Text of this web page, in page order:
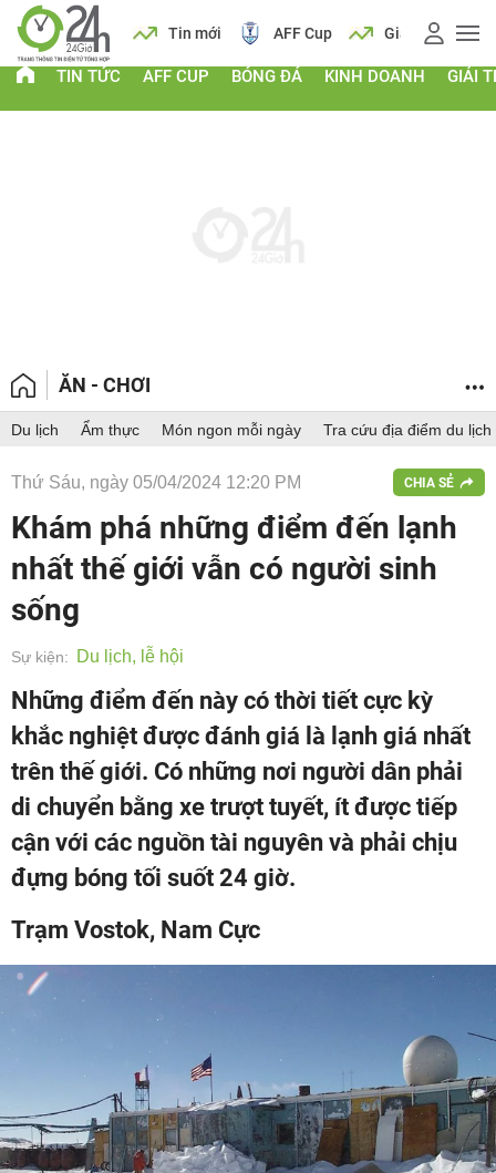
Lịch Tin mới AFF Cup Giá vàng
TIN TỨC AFF CUP BÓNG ĐÁ KINH DOANH GIẢI
ĂN - CHƠI
Du lịch Ẩm thực Món ngon mỗi ngày Tra cứu địa điểm du lịch
Thứ Sáu, ngày 05/04/2024 12:20 PM CHIA SẺ
Khám phá những điểm đến lạnh
nhất thế giới vẫn có người sinh
sống
Sự kiện: Du lịch, lễ hội
Những điểm đến này có thời tiết cực kỳ
khắc nghiệt được đánh giá là lạnh giá nhất
trên thế giới. Có những nơi người dân phải
di chuyển bằng xe trượt tuyết, ít được tiếp
cận với các nguồn tài nguyên và phải chịu
đựng bóng tối suốt 24 giờ.
Trạm Vostok, Nam Cực